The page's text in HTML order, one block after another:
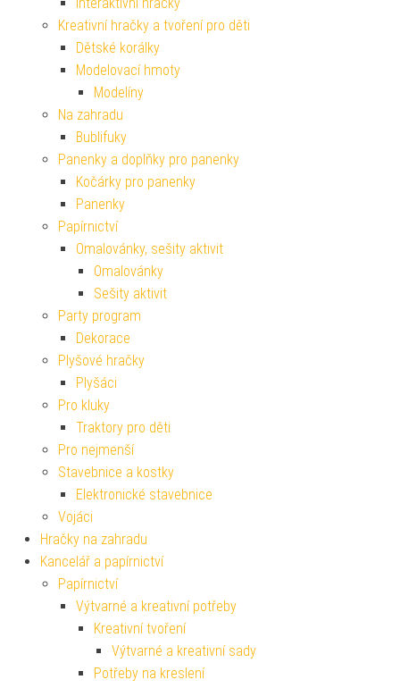
Kreativní hračky a tvoření pro děti
Dětské korálky
Modelovací hmoty
Modelíny
Na zahradu
Bublifuky
Panenky a doplňky pro panenky
Kočárky pro panenky
Panenky
Papírnictví
Omalovánky, sešity aktivit
Omalovánky
Sešity aktivit
Party program
Dekorace
Plyšové hračky
Plyšáci
Pro kluky
Traktory pro děti
Pro nejmenší
Stavebnice a kostky
Elektronické stavebnice
Vojáci
Hračky na zahradu
Kancelář a papírnictví
Papírnictví
Výtvarné a kreativní potřeby
Kreativní tvoření
Výtvarné a kreativní sady
Potřeby na kreslení